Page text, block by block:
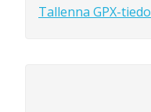
Tallenna GPX-